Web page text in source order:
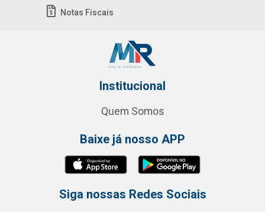
Notas Fiscais
Institucional
Quem Somos
Baixe já nosso APP
Siga nossas Redes Sociais